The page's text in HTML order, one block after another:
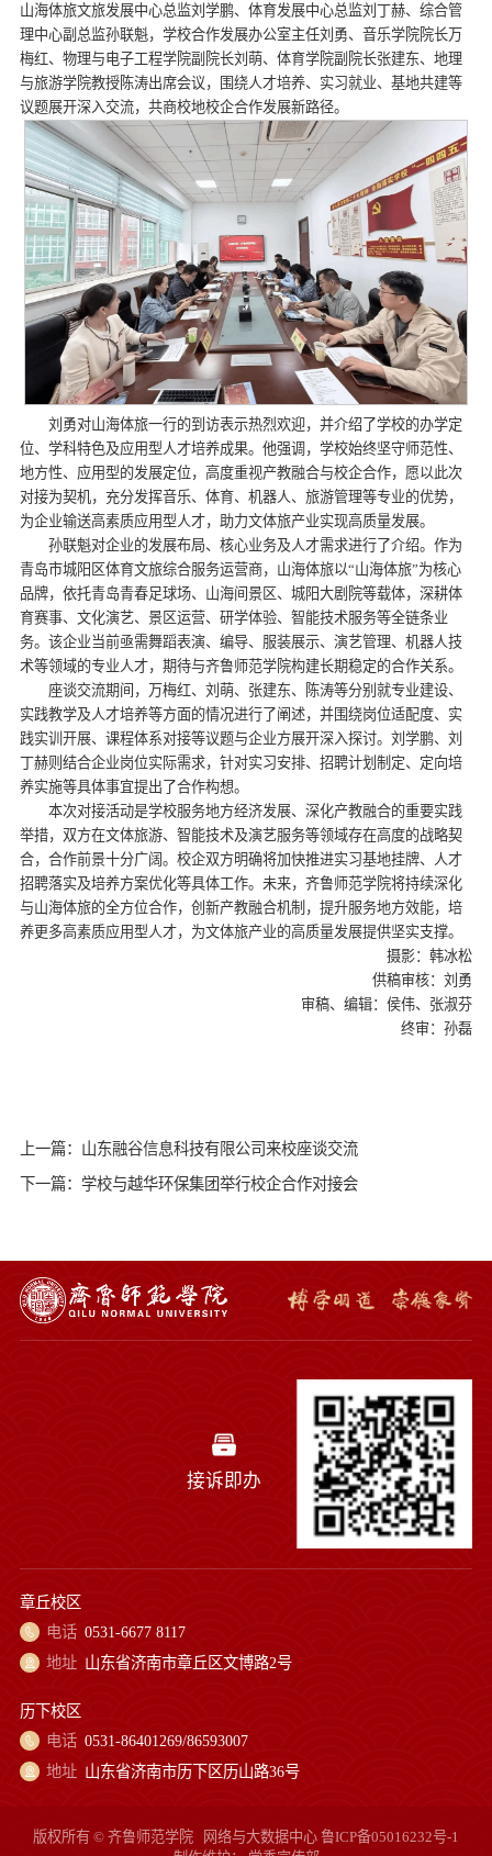
山海体旅文旅发展中心总监刘学鹏、体育发展中心总监刘丁赫、综合管
理中心副总监孙联魁，学校合作发展办公室主任刘勇、音乐学院院长万
梅红、物理与电子工程学院副院长刘萌、体育学院副院长张建东、地理
与旅游学院教授陈涛出席会议，围绕人才培养、实习就业、基地共建等
议题展开深入交流，共商校地校企合作发展新路径。
刘勇对山海体旅一行的到访表示热烈欢迎，并介绍了学校的办学定
位、学科特色及应用型人才培养成果。他强调，学校始终坚守师范性、
地方性、应用型的发展定位，高度重视产教融合与校企合作，愿以此次
对接为契机，充分发挥音乐、体育、机器人、旅游管理等专业的优势，
为企业输送高素质应用型人才，助力文体旅产业实现高质量发展。
孙联魁对企业的发展布局、核心业务及人才需求进行了介绍。作为
青岛市城阳区体育文旅综合服务运营商，山海体旅以“山海体旅”为核心
品牌，依托青岛青春足球场、山海间景区、城阳大剧院等载体，深耕体
育赛事、文化演艺、景区运营、研学体验、智能技术服务等全链条业
务。该企业当前亟需舞蹈表演、编导、服装展示、演艺管理、机器人技
术等领域的专业人才，期待与齐鲁师范学院构建长期稳定的合作关系。
座谈交流期间，万梅红、刘萌、张建东、陈涛等分别就专业建设、
实践教学及人才培养等方面的情况进行了阐述，并围绕岗位适配度、实
践实训开展、课程体系对接等议题与企业方展开深入探讨。刘学鹏、刘
丁赫则结合企业岗位实际需求，针对实习安排、招聘计划制定、定向培
养实施等具体事宜提出了合作构想。
本次对接活动是学校服务地方经济发展、深化产教融合的重要实践
举措，双方在文体旅游、智能技术及演艺服务等领域存在高度的战略契
合，合作前景十分广阔。校企双方明确将加快推进实习基地挂牌、人才
招聘落实及培养方案优化等具体工作。未来，齐鲁师范学院将持续深化
与山海体旅的全方位合作，创新产教融合机制，提升服务地方效能，培
养更多高素质应用型人才，为文体旅产业的高质量发展提供坚实支撑。
摄影：韩冰松
供稿审核：刘勇
审稿、编辑：侯伟、张淑芬
终审：孙磊
上一篇：山东融谷信息科技有限公司来校座谈交流
下一篇：学校与越华环保集团举行校企合作对接会
接诉即办
章丘校区
电话 0531-6677 8117
地址 山东省济南市章丘区文博路2号
历下校区
电话 0531-86401269/86593007
地址 山东省济南市历下区历山路36号
版权所有 © 齐鲁师范学院 网络与大数据中心 鲁ICP备05016232号-1